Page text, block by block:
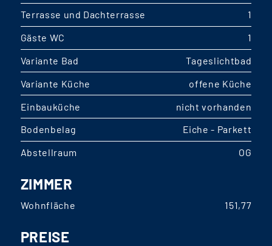
Terrasse und Dachterrasse
1
Gäste WC
1
Variante Bad
Tageslichtbad
Variante Küche
offene Küche
Einbauküche
nicht vorhanden
Bodenbelag
Eiche - Parkett
Abstellraum
OG
ZIMMER
Wohnfläche 151,77
PREISE